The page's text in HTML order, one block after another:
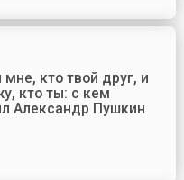
кто твой друг, и
кто ты: с кем
Александр Пушкин